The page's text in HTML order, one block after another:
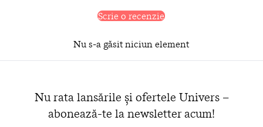
Scrie o recenzie
Nu s-a găsit niciun element
Nu rata lansările și ofertele Univers –
abonează-te la newsletter acum!